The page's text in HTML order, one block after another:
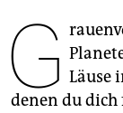
abo
genossenschaft
epaper login
G Läuse
denen du